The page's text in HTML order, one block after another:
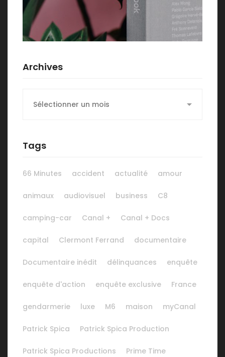
Archives
Tags
66 Minutes accident actualité amour
animaux audiovisuel business C8
camping-car Canal + Canal + Docs
capital Clermont Ferrand documentaire
Documentaire inédit délinquances enquête
enquête d'action enquête exclusive France
gendarmerie luxe M6 maison myCanal
Patrick Spica Patrick Spica Production
Patrick Spica Productions Prime Time